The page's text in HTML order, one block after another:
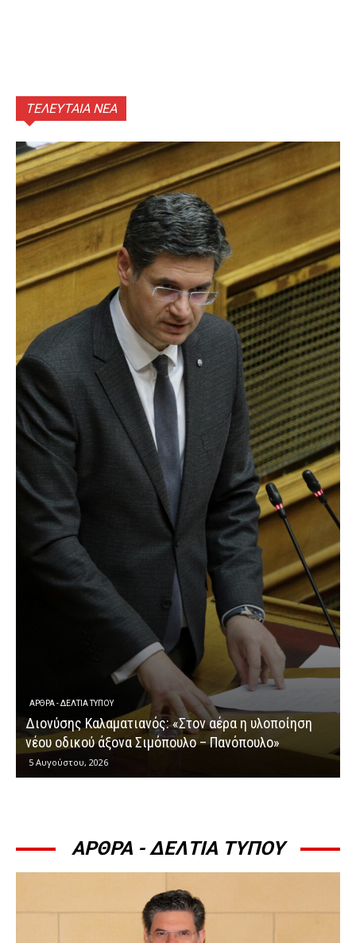
ΤΕΛΕΥΤΑΙΑ ΝΕΑ
ΕΡΩΤΉΣΕΙΣ
Διονύσης Καλαματιανός: «Μια ακόμη
κυβερνητικής αποτυχίας στην καταβολή
αγροτικών ενισχύσεων»
4 Αυγούστου, 2026
ΑΡΘΡΑ - ΔΕΛΤΙΑ ΤΥΠΟΥ